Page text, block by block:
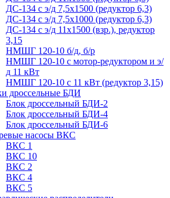
ДС-134 с э/д 7,5х1500 (редуктор 6,3)
ДС-134 с э/д 7,5х1000 (редуктор 6,3)
ДС-134 с э/д 11х1500 (взр.), редуктор
3,15
НМШГ 120-10 б/д, б/р
НМШГ 120-10 с мотор-редуктором и э/
д 11 кВт
НМШГ 120-10 с 11 кВт (редуктор 3,15)
дроссельные БДИ
Блок дроссельный БДИ-2
Блок дроссельный БДИ-4
Блок дроссельный БДИ-6
насосы ВКС
ВКС 1
ВКС 10
ВКС 2
ВКС 4
ВКС 5